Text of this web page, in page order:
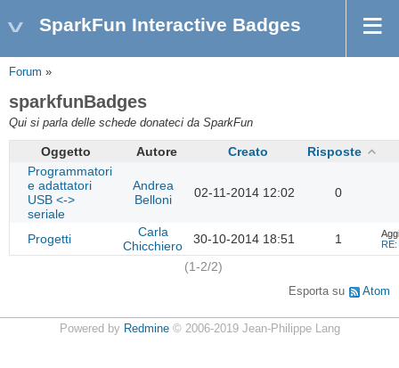
SparkFun Interactive Badges
Forum »
sparkfunBadges
Qui si parla delle schede donateci da SparkFun
Oggetto Autore Creato
Risposte
Programmatori
e adattatori
USB <->
seriale
Andrea
Belloni
02-11-2014 12:02 0
Progetti
Carla
Chicchiero
30-10-2014 18:51 1
(1-2/2)
Esporta su Atom
Powered by Redmine© 2006-2019 Jean-Philippe Lang